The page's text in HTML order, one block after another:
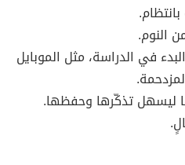
النوم.
في الدراسة، مثل الموبايل
ليسهل تذكّرها وحفظها.